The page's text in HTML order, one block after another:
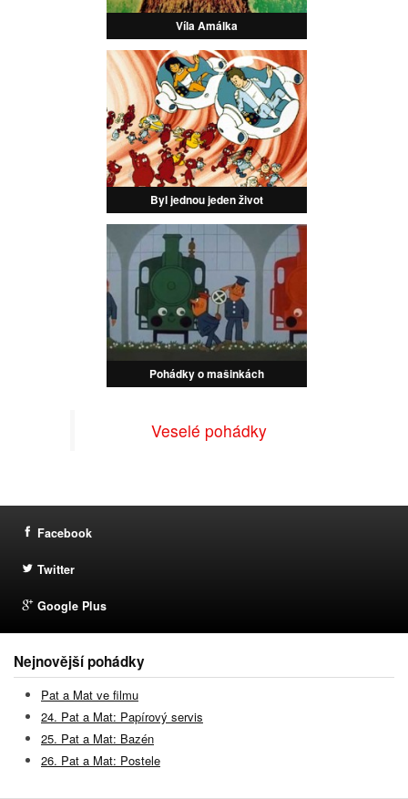
Víla Amálka
Byl jednou jeden život
Pohádky o mašinkách
Veselé pohádky
Facebook
Twitter
Google Plus
Nejnovější pohádky
Pat a Mat ve filmu
24. Pat a Mat: Papírový servis
25. Pat a Mat: Bazén
26. Pat a Mat: Postele